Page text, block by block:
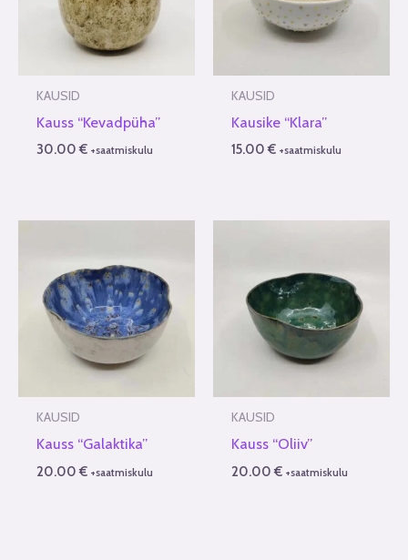
KAUSID
Kauss “Kevadpüha”
30.00€ +saatmiskulu
KAUSID
Kausike “Klara”
15.00€ +saatmiskulu
KAUSID
Kauss “Galaktika”
20.00€ +saatmiskulu
KAUSID
Kauss “Oliiv”
20.00€ +saatmiskulu